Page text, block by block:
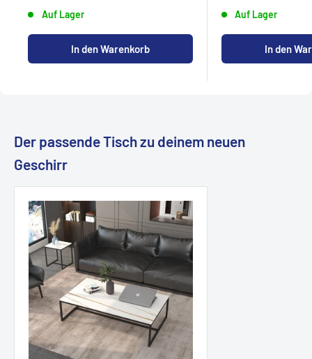
Auf Lager
In den Warenkorb
Auf Lager
In den
Der passende Tisch zu deinem neuen
Geschirr